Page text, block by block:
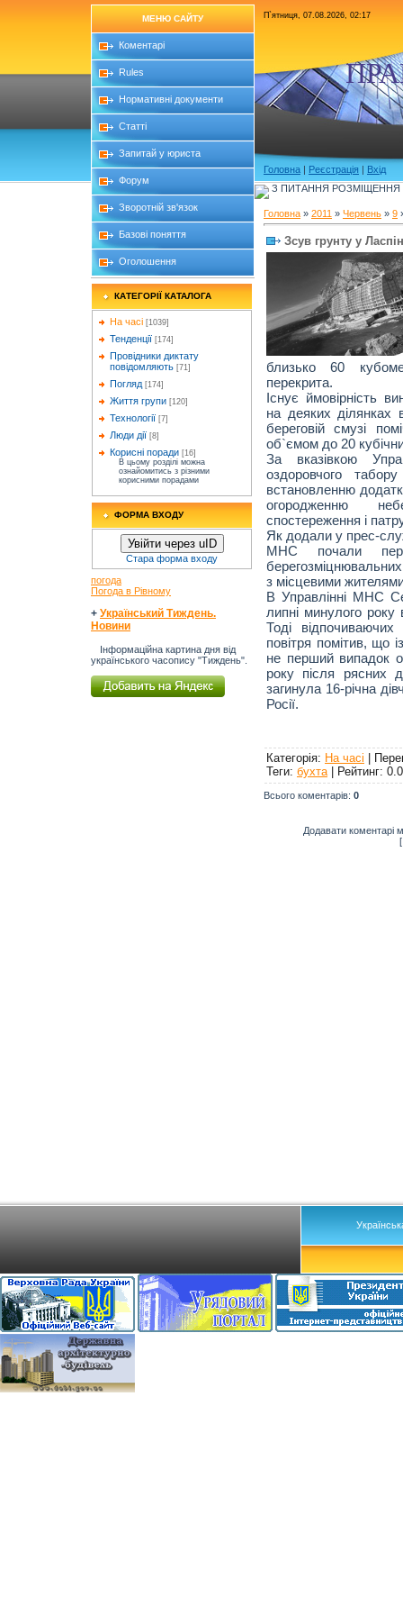
МЕНЮ САЙТУ
Коментарі
Rules
Нормативні документи
Статті
Запитай у юриста
Форум
Зворотній зв'язок
Базові поняття
Оголошення
КАТЕГОРІЇ КАТАЛОГА
На часі [1039]
Тенденції [174]
Провідники диктату
повідомляють [71]
Погляд [174]
Життя групи [120]
Технології [7]
Люди дії [8]
Корисні поради [16]
В цьому розділі можна
ознайомитись з різними
корисними порадами
ФОРМА ВХОДУ
Увійти через uID
Стара форма входу
погода
Погода в Рівному
+ Український Тиждень.
Новини
Інформаційна картина дня від
українського часопису "Тиждень".
П`ятниця, 07.08.2026, 02:17
Головна | Реєстрація | Вхід
З ПИТАННЯ РОЗМІЩЕННЯ
Головна » 2011 » Червень » 9
Зсув грунту у
близько 60
перекрита.
Існує ймовірність
на деяких ділянках
береговій смузі
об`ємом до 20
За вказівкою
оздоровчого
встановленню
огородженню
спостереження і
Як додали у прес-
МНС почали
з місцевими
В Управлінні МНС
липні минулого
Тоді
повітря помітив, що
не перший випадок
року після рясних
загинула 16-річна
Росії.
Категорія: На часі |
Теги: бухта | Рейтинг: 0.0
Всього коментарів: 0
Додавати коментарі